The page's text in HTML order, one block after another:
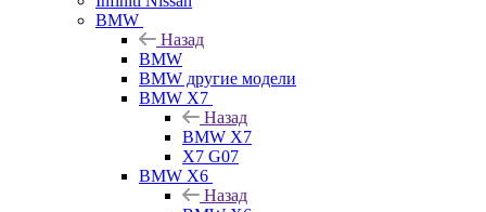
BMW
Назад
BMW
BMW другие модели
BMW X7
Назад
BMW X7
X7 G07
BMW X6
Назад